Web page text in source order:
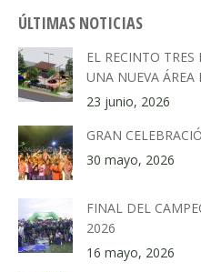
ÚLTIMAS NOTICIAS
EL RECINTO
UNA NUEVA ÁREA
23 junio, 2026
GRAN
30 mayo, 2026
FINAL DEL
2026
16 mayo, 2026